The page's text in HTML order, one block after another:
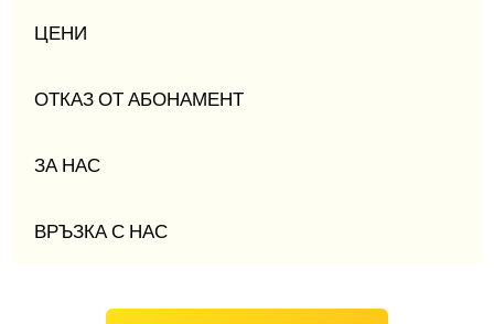
ЦЕНИ
ОТКАЗ ОТ АБОНАМЕНТ
ЗА НАС
ВРЪЗКА С НАС